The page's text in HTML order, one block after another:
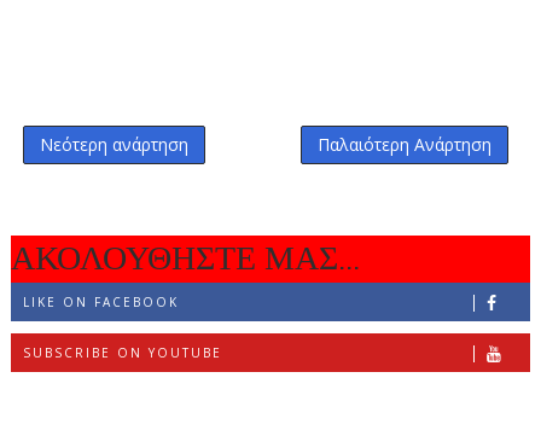
Νεότερη ανάρτηση Παλαιότερη Ανάρτηση
ΑΚΟΛΟΥΘΗΣΤΕ ΜΑΣ...
LIKE ON FACEBOOK
SUBSCRIBE ON YOUTUBE